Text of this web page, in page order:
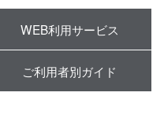
WEB利用サービス
ご利用者別ガイド